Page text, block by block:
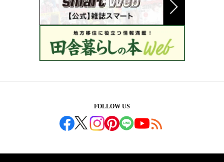
FOLLOW US